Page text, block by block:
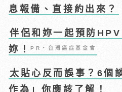
息報備、直接約出來？
伴侶和妳一起預防
妳！PR・台灣癌症基金會
太貼心反而誤事？6個
作為」你應該了解！